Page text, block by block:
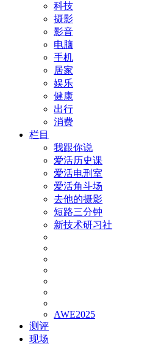
科技
摄影
影音
电脑
手机
居家
娱乐
健康
出行
消费
栏目
我跟你说
爱活历史课
爱活电刑室
爱活角斗场
去他的摄影
短路三分钟
新技术研习社
AWE2025
测评
现场